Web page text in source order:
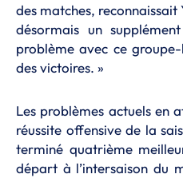
des matches,
désormais un
problème avec ce
des victoires. »
Les problèmes actuels en
réussite offensive de la
terminé quatrième
départ à l’intersaison du